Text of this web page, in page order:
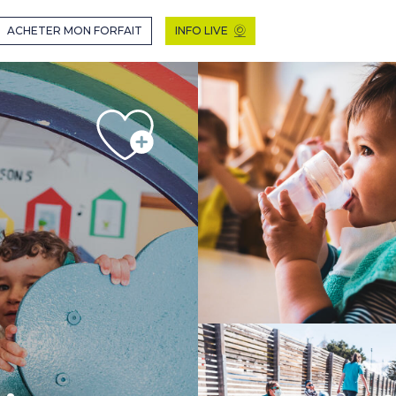
MODE HIVER
ACHETER MON FORFAIT INFO LIVE